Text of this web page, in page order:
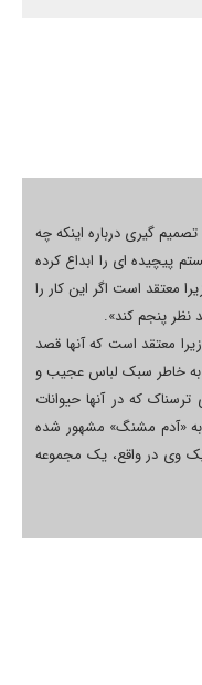
گیری درباره اینکه چه
پیچیده ای را ابداع کرده
و نمی گیرد، زیرا معتقد است اگر این کار را
پنجم کند».
معتقد است که آنها قصد
به خاطر سبک لباس عجیب و
که در آنها حيوانات
«آدم مشنگ» مشهور شده
وی در واقع، یک مجموعه